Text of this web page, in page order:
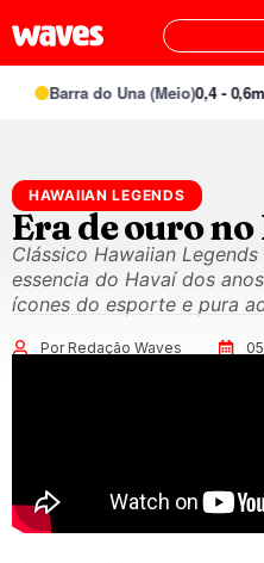
Barra do Una (Meio)0,4 - 0,6m
HAWAIIAN LEGENDS
Era de ouro
Clássico Hawaiian Legends
essencia do Havaí dos
ícones do esporte e pura
Por Redação Waves